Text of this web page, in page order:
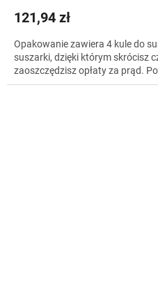
121,94 zł
Opakowanie zawiera 4 kule do
suszarki, dzięki którym skrócisz
zaoszczędzisz opłaty za prąd.